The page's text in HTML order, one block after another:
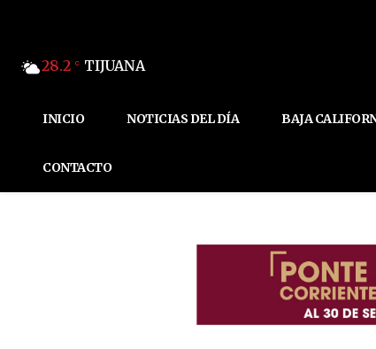
28.2 C TIJUANA
INICIO NOTICIAS DEL DÍA BAJA
CONTACTO